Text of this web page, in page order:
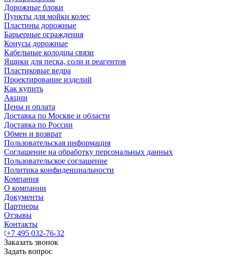
Дорожные блоки
Пункты для мойки колес
Пластины дорожные
Барьерные ограждения
Конусы дорожные
Кабельные колодцы связи
Ящики для песка, соли и реагентов
Пластиковые ведра
Проектирование изделий
Как купить
Акции
Цены и оплата
Доставка по Москве и области
Доставка по России
Обмен и возврат
Пользовательская информация
Соглашение на обработку персональных данных
Пользовательское соглашение
Политика конфиденциальности
Компания
О компании
Документы
Партнеры
Отзывы
Контакты
+7 495 032-76-32
Заказать звонок
Задать вопрос